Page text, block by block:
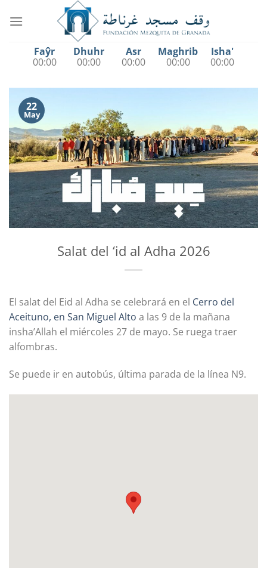
Faŷr
00:00
Dhuhr
00:00
Asr
00:00
Maghrib
00:00
Isha'
00:00
22
May
Salat del ‘id al Adha 2026
El salat del Eid al Adha se celebrará en el Cerro del
Aceituno, en San Miguel Alto a las 9 de la mañana
insha’Allah el miércoles 27 de mayo. Se ruega traer
alfombras.
Se puede ir en autobús, última parada de la línea N9.